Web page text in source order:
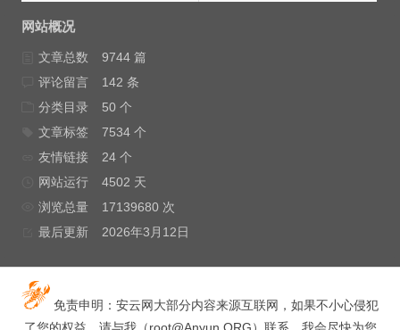
网站概况
文章总数
9744 篇
评论留言
142 条
分类目录
50 个
文章标签
7534 个
友情链接
24 个
网站运行
4502 天
浏览总量
17139680 次
最后更新
2026年3月12日
免责申明：安云网大部分内容来源互联网，如果不小心侵犯